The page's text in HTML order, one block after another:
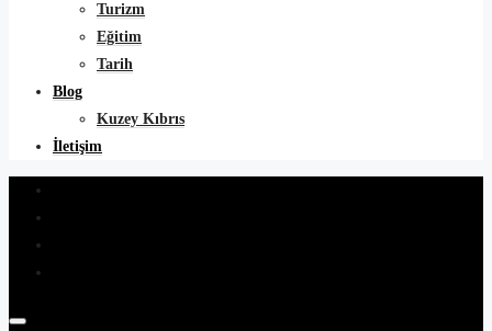
Turizm
Eğitim
Tarih
Blog
Kuzey Kıbrıs
İletişim